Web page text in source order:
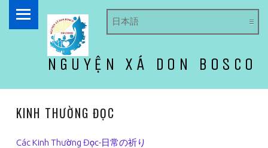
NGUYỆN XÁ DON BOSCO
KINH THƯỜNG ĐỌC
Các Kinh Thường Đọc-日常の祈り